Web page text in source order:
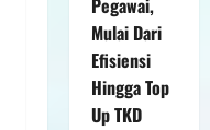
Pegawai,
Mulai Dari
Efisiensi
Hingga Top
Up TKD